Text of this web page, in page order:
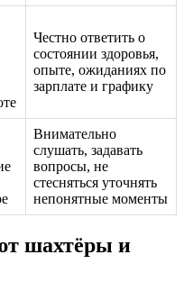
Честно ответить о
состоянии здоровья,
опыте, ожиданиях по
зарплате и графику
Внимательно
слушать, задавать
вопросы, не
стесняться уточнять
непонятные моменты
шахтёры и